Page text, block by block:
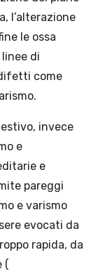
l’alterazione
le ossa
di
come
invece
e
e
pareggi
e varismo
evocati da
rapida, da
(